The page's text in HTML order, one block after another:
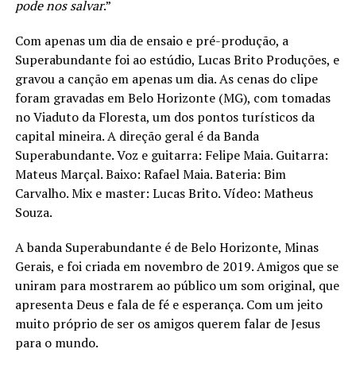
pode nos salvar.”
Com apenas um dia de ensaio e pré-produção, a
Superabundante foi ao estúdio, Lucas Brito Produções, e
gravou a canção em apenas um dia. As cenas do clipe
foram gravadas em Belo Horizonte (MG), com tomadas
no Viaduto da Floresta, um dos pontos turísticos da
capital mineira. A direção geral é da Banda
Superabundante. Voz e guitarra: Felipe Maia. Guitarra:
Mateus Marçal. Baixo: Rafael Maia. Bateria: Bim
Carvalho. Mix e master: Lucas Brito. Vídeo: Matheus
Souza.
A banda Superabundante é de Belo Horizonte, Minas
Gerais, e foi criada em novembro de 2019. Amigos que se
uniram para mostrarem ao público um som original, que
apresenta Deus e fala de fé e esperança. Com um jeito
muito próprio de ser os amigos querem falar de Jesus
para o mundo.